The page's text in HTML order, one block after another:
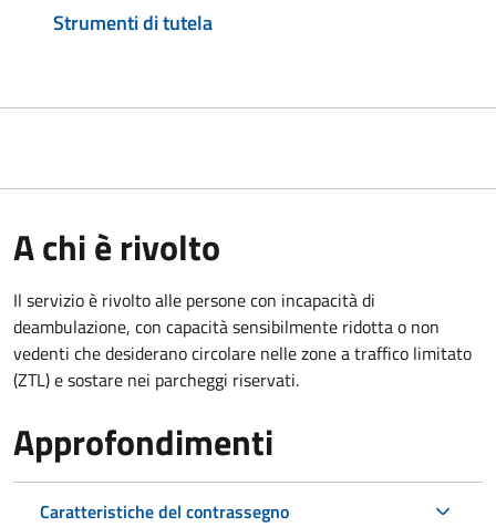
Strumenti di tutela
A chi è rivolto
Il servizio è rivolto alle persone con incapacità di
deambulazione, con capacità sensibilmente ridotta o non
vedenti che desiderano circolare nelle zone a traffico limitato
(ZTL) e sostare nei parcheggi riservati.
Approfondimenti
Caratteristiche del contrassegno